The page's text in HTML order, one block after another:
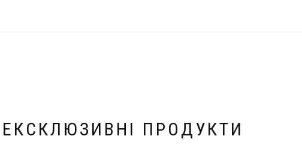
ЕКСКЛЮЗИВНІ ПРОДУКТИ